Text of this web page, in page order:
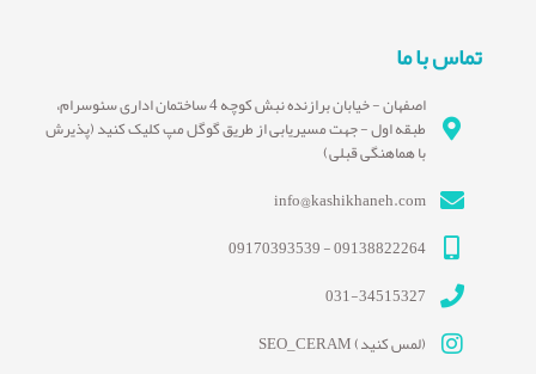
تماس با ما
اصفهان - خیابان برازنده نبش کوچه 4 ساختمان اداری سئوسرام،
طبقه اول - جهت مسیریابی از طریق گوگل مپ کلیک کنید (پذیرش
با هماهنگی قبلی)
info@kashikhaneh.com
09138822264 - 09170393539
031-34515327
(لمس کنید) SEO_CERAM